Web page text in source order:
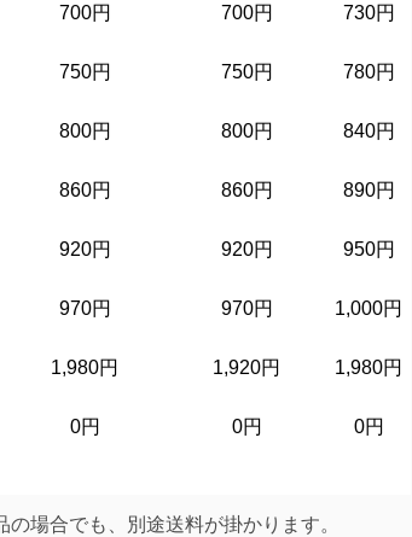
700円 700円 730円
750円 750円 780円
800円 800円 840円
860円 860円 890円
920円 920円 950円
970円 970円 1,000円
1,980円 1,920円 1,980円
0円 0円 0円
場合でも、別途送料が掛かります。